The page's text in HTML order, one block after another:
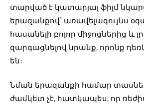
տարված է կատարյալ ֆիլմ
երազանքով՝ առավելագույնս
հասանելի բոլոր միջոցներից և
զարգացնելով նրանք, որոնք
են։
Նման երազանքի համար
ժամկետ չէ, հատկապես, որ